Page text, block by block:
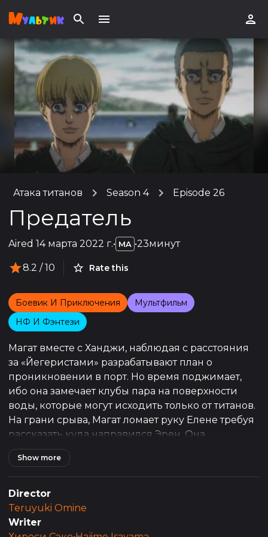
Атака титанов Season 4 Episode 26
Предатель
Aired 14 марта 2022 г.• MA •23минут
8.2 / 10 Rate this
Боевик И Приключения
Мультфильм
НФ И Фэнтези
Магат вместе с Ханджи, наблюдая с расстояния
за «Йегеристами» разрабатывают план о
проникновении в порт. Но время поджимает,
ибо она замечает клубы пара на поверхности
воды, которые могут исходить только от титанов.
На грани срыва, Магат ломает руку Елене требуя
рассказать куда направился Эрен. Она
соглашается, но с условием, если они возьмут её
с собой ...
Флок тем временем берёт в заложники членов
клана Хизуру. Он заявляет, что в случае отказа в
кооперации он устранит их от ненадобности.
Show more
Director
Teruyuki Omine
Writer